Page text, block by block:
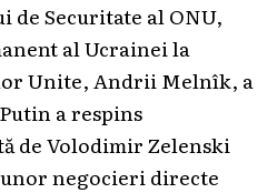
Securitate al ONU,
al Ucrainei la
Unite, Andrii Melnîk, a
a respins
de Volodimir Zelenski
negocieri directe